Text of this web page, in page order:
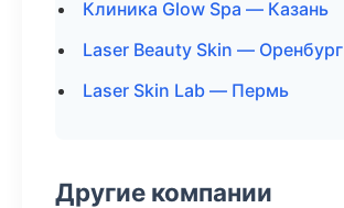
Клиника Glow Spa — Казань
Laser Beauty Skin — Оренбург
Laser Skin Lab — Пермь
Другие компании